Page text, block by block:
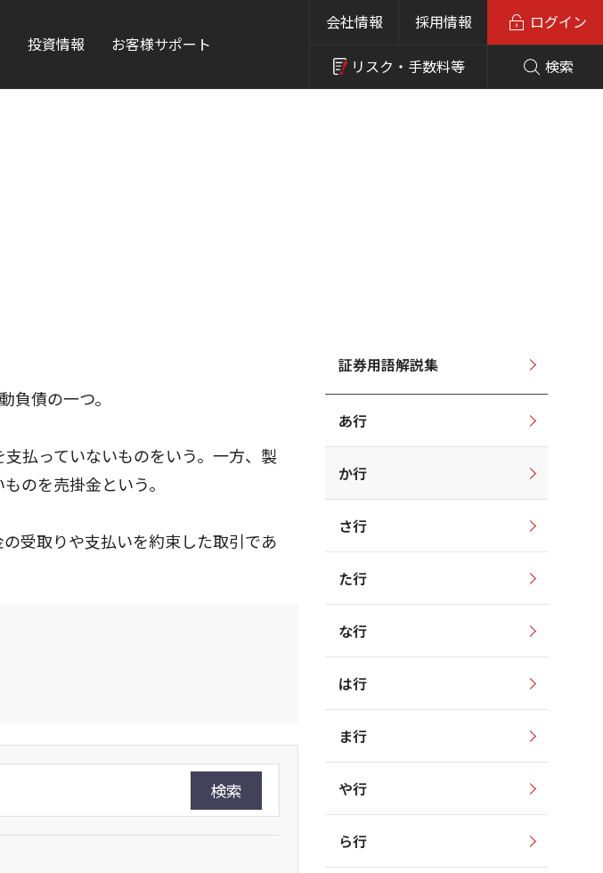
投資情報 お客様サポート
会社情報 採用情報
リスク・ 手数料等 検索
ログイン
債の一つ。
払っていないものをいう。一方、製
のを売掛金という。
受取りや支払いを約束した取引であ
検索
証券用語解説集
あ行
か行
さ行
た行
な行
は行
ま行
や行
ら行